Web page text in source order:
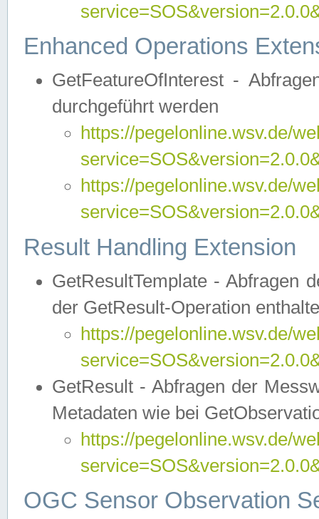
Enhanced Operations
GetFeatureOfInterest -
durchgeführt werden
https://pegelonline.wsv.de/
https://pegelonline.wsv.de/
Result Handling Extension
GetResultTemplate - Abfragen
der GetResult-Operation
https://pegelonline.wsv.de/
GetResult - Abfragen der
Metadaten wie bei
https://pegelonline.wsv.de/
OGC Sensor Observation